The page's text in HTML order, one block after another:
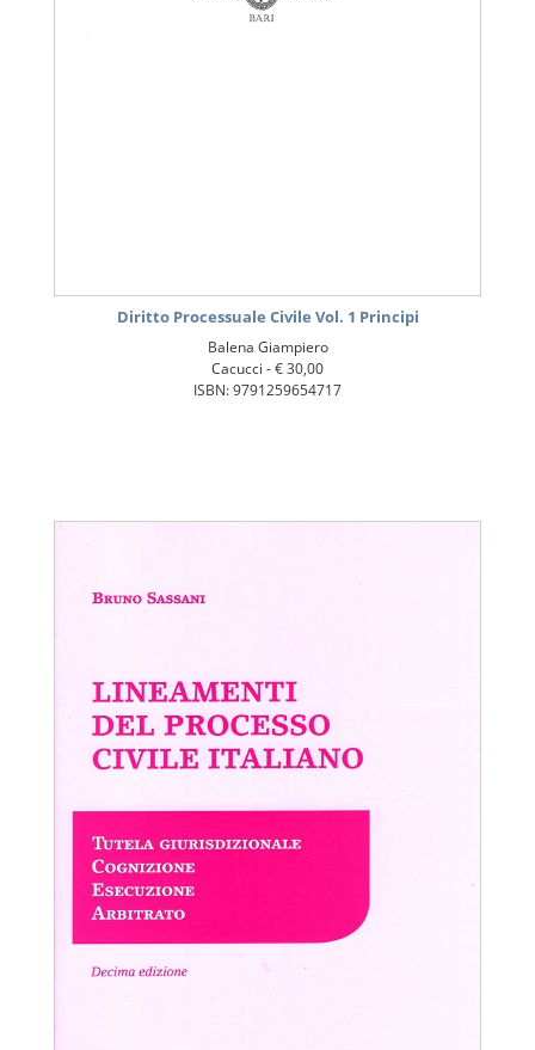
Diritto Processuale Civile Vol. 1 Principi
Balena Giampiero
Cacucci -€ 30,00
ISBN: 9791259654717